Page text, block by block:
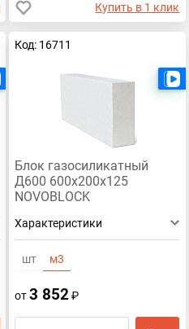
Купить в 1 клик
Код: 16711
Блок газосиликатный
Д600 600х200х125
NOVOBLOCK
Характеристики
шт м3
от3 852₽